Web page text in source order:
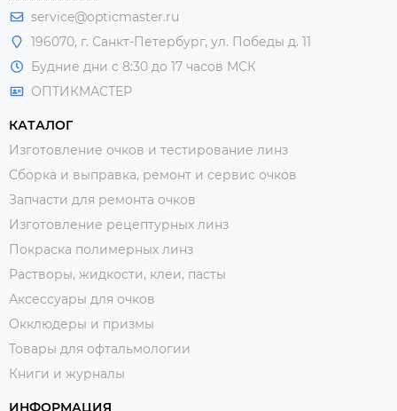
service@opticmaster.ru
196070, г. Санкт-Петербург, ул. Победы д. 11
Будние дни с 8:30 до 17 часов МСК
ОПТИКМАСТЕР
КАТАЛОГ
Изготовление очков и тестирование линз
Сборка и выправка, ремонт и сервис очков
Запчасти для ремонта очков
Изготовление рецептурных линз
Покраска полимерных линз
Растворы, жидкости, клеи, пасты
Аксессуары для очков
Окклюдеры и призмы
Товары для офтальмологии
Книги и журналы
ИНФОРМАЦИЯ